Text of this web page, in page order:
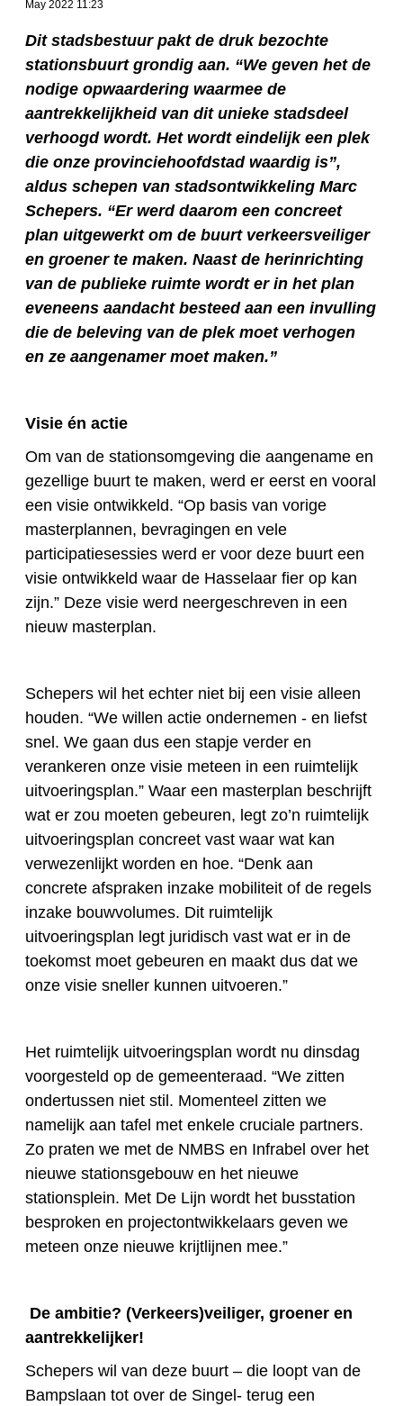
May 2022 11:23
Dit stadsbestuur pakt de druk bezochte
stationsbuurt grondig aan. “We geven het de
nodige opwaardering waarmee de
aantrekkelijkheid van dit unieke stadsdeel
verhoogd wordt. Het wordt eindelijk een plek
die onze provinciehoofdstad waardig is”,
aldus schepen van stadsontwikkeling Marc
Schepers. “Er werd daarom een concreet
plan uitgewerkt om de buurt verkeersveiliger
en groener te maken. Naast de herinrichting
van de publieke ruimte wordt er in het plan
eveneens aandacht besteed aan een invulling
die de beleving van de plek moet verhogen
en ze aangenamer moet maken.”
Visie én actie
Om van de stationsomgeving die aangename en
gezellige buurt te maken, werd er eerst en vooral
een visie ontwikkeld. “Op basis van vorige
masterplannen, bevragingen en vele
participatiesessies werd er voor deze buurt een
visie ontwikkeld waar de Hasselaar fier op kan
zijn.” Deze visie werd neergeschreven in een
nieuw masterplan.
Schepers wil het echter niet bij een visie alleen
houden. “We willen actie ondernemen - en liefst
snel. We gaan dus een stapje verder en
verankeren onze visie meteen in een ruimtelijk
uitvoeringsplan.” Waar een masterplan beschrijft
wat er zou moeten gebeuren, legt zo’n ruimtelijk
uitvoeringsplan concreet vast waar wat kan
verwezenlijkt worden en hoe. “Denk aan
concrete afspraken inzake mobiliteit of de regels
inzake bouwvolumes. Dit ruimtelijk
uitvoeringsplan legt juridisch vast wat er in de
toekomst moet gebeuren en maakt dus dat we
onze visie sneller kunnen uitvoeren.”
Het ruimtelijk uitvoeringsplan wordt nu dinsdag
voorgesteld op de gemeenteraad. “We zitten
ondertussen niet stil. Momenteel zitten we
namelijk aan tafel met enkele cruciale partners.
Zo praten we met de NMBS en Infrabel over het
nieuwe stationsgebouw en het nieuwe
stationsplein. Met De Lijn wordt het busstation
besproken en projectontwikkelaars geven we
meteen onze nieuwe krijtlijnen mee.”
De ambitie? (Verkeers)veiliger, groener en
aantrekkelijker!
Schepers wil van deze buurt – die loopt van de
Bampslaan tot over de Singel- terug een